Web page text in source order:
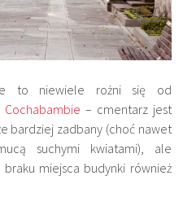
to niewiele rożni się od
Cochabambie – cmentarz jest
bardziej zadbany (choć nawet
suchymi kwiatami), ale
miejsca budynki również